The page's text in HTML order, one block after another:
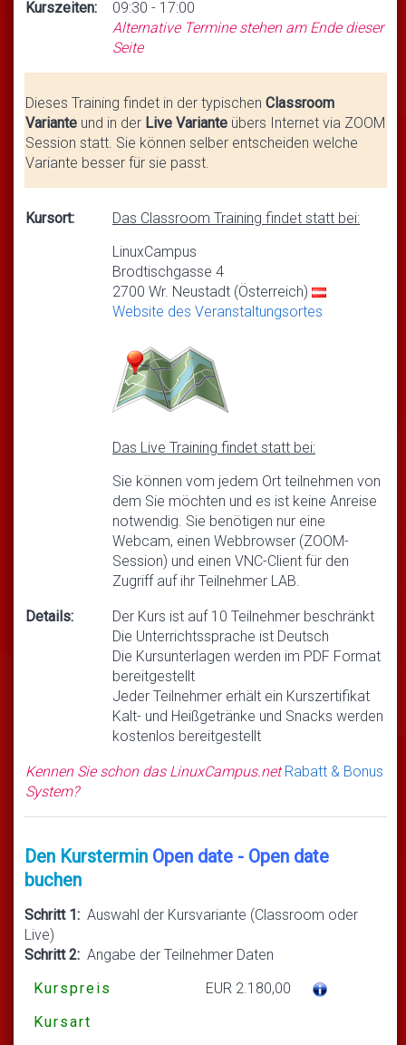
Kurszeiten:
09:30 - 17:00
Alternative Termine stehen am Ende dieser
Seite
Dieses Training findet in der typischen Classroom
Variante und in der Live Variante übers Internet via ZOOM
Session statt. Sie können selber entscheiden welche
Variante besser für sie passt.
Kursort:
Das Classroom Training findet statt bei:
LinuxCampus
Brodtischgasse 4
2700 Wr. Neustadt (Österreich)
Website des Veranstaltungsortes
Das Live Training findet statt bei:
Sie können vom jedem Ort teilnehmen von
dem Sie möchten und es ist keine Anreise
notwendig. Sie benötigen nur eine
Webcam, einen Webbrowser (ZOOM-
Session) und einen VNC-Client für den
Zugriff auf ihr Teilnehmer LAB.
Details:
Der Kurs ist auf 10 Teilnehmer beschränkt
Die Unterrichtssprache ist Deutsch
Die Kursunterlagen werden im PDF Format
bereitgestellt
Jeder Teilnehmer erhält ein Kurszertifikat
Kalt- und Heißgetränke und Snacks werden
kostenlos bereitgestellt
Kennen Sie schon das LinuxCampus.netRabatt & Bonus
System?
Den Kurstermin Open date - Open date
buchen
Schritt 1: Auswahl der Kursvariante (Classroom oder
Live)
Schritt 2: Angabe der Teilnehmer Daten
Kurspreis
EUR 2.180,00
Kursart